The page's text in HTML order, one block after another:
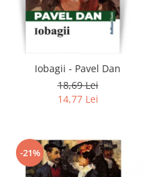
Iobagii - Pavel Dan
18,69 Lei
14,77 Lei
-21%